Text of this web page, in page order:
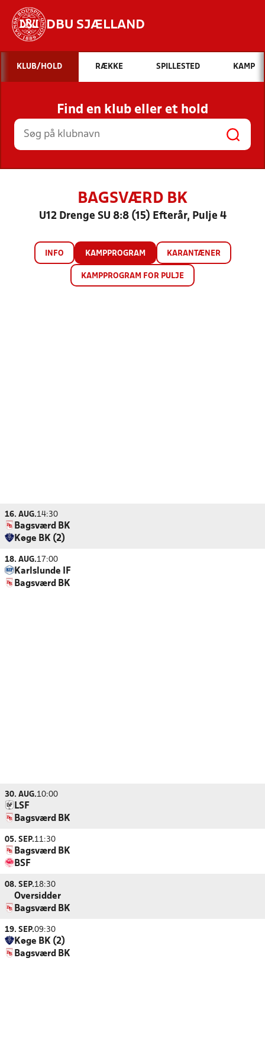
DBU SJÆLLAND
Hvad vil du søge efter?
INDHOLD OG NYHEDER
STILLINGER, RESULTATER, KLUBBER OG
HOLD
KLUB/HOLD RÆKKE SPILLESTED KAMP
Find en klub eller et hold
BAGSVÆRD BK
U12 Drenge SU 8:8 (15) Efterår, Pulje 4
INFO KAMPPROGRAM KARANTÆNER
KAMPPROGRAM FOR PULJE
16. AUG.14:30
Bagsværd BK
Køge BK (2)
18. AUG.17:00
Karlslunde IF
Bagsværd BK
30. AUG.10:00
LSF
Bagsværd BK
05. SEP.11:30
Bagsværd BK
BSF
08. SEP.18:30
Oversidder
Bagsværd BK
19. SEP.09:30
Køge BK (2)
Bagsværd BK